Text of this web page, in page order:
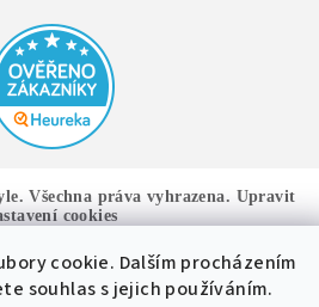
cookie. Dalším procházením
souhlas s jejich používáním.
. Všechna práva vyhrazena. Upravit
cookies
Vytvořil Shoptet